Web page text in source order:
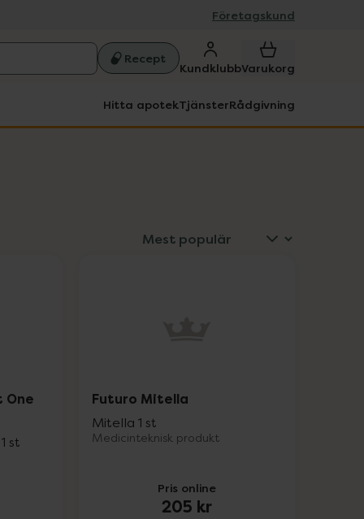
Företagskund
Recept
KundklubbVarukorg
Hitta apotekTjänsterRådgivning
One
st
Futuro Mitella
Mitella 1 st
Medicinteknisk produkt
Pris online
205 kr